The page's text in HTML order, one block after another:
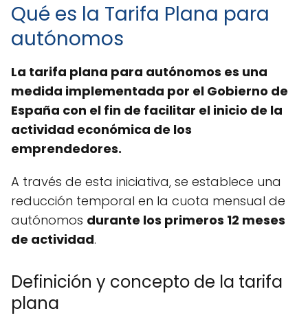
Qué es la Tarifa Plana para
autónomos
La tarifa plana para autónomos es una
medida implementada por el Gobierno de
España con el fin de facilitar el inicio de la
actividad económica de los
emprendedores.
A través de esta iniciativa, se establece una
reducción temporal en la cuota mensual de
autónomos durante los primeros 12 meses
de actividad.
Definición y concepto de la tarifa
plana